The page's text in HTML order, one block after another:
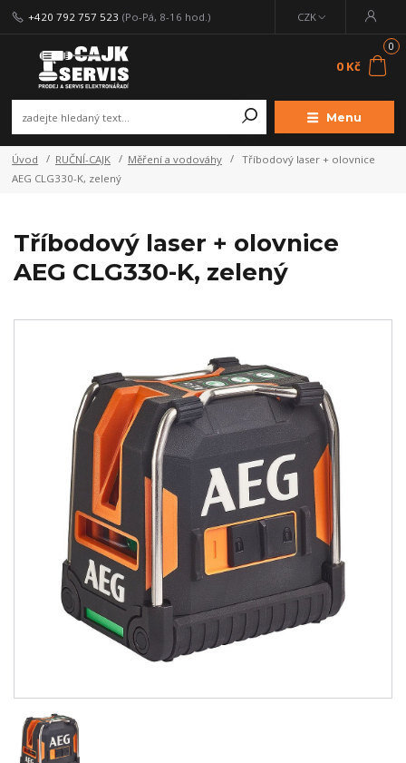
Menu
CZK
+420 792 757 523 (Po-Pá, 8-16 hod.)
0
0 Kč
Úvod RUČNÍ-CAJK Měření a vodováhy
Tříbodový laser + olovnice
AEG CLG330-K, zelený
Tříbodový laser + olovnice
AEG CLG330-K, zelený